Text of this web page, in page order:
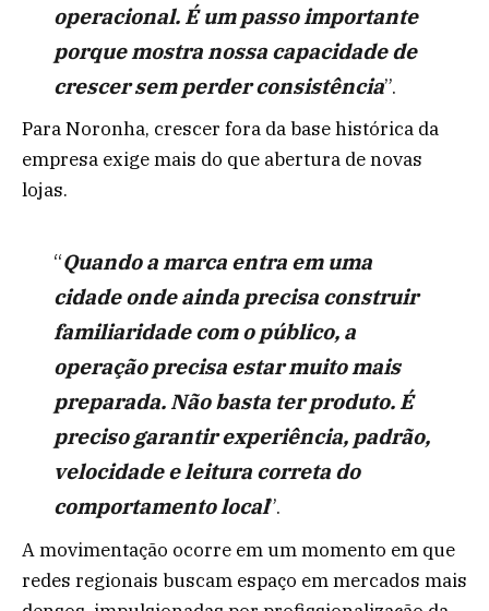
operacional. É um passo importante
porque mostra nossa capacidade de
crescer sem perder consistência”.
Para Noronha, crescer fora da base histórica da
empresa exige mais do que abertura de novas
lojas.
“Quando a marca entra em uma
cidade onde ainda precisa construir
familiaridade com o público, a
operação precisa estar muito mais
preparada. Não basta ter produto. É
preciso garantir experiência, padrão,
velocidade e leitura correta do
comportamento local”.
A movimentação ocorre em um momento em que
redes regionais buscam espaço em mercados mais